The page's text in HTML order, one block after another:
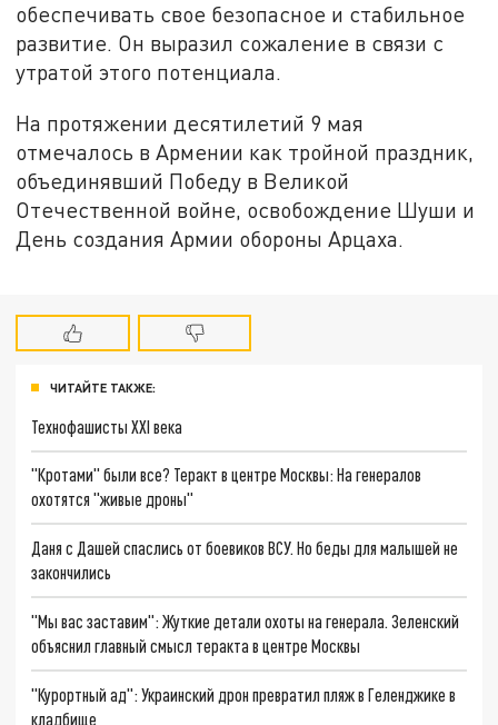
обеспечивать свое безопасное и стабильное
развитие. Он выразил сожаление в связи с
утратой этого потенциала.
На протяжении десятилетий 9 мая
отмечалось в Армении как тройной праздник,
объединявший Победу в Великой
Отечественной войне, освобождение Шуши и
День создания Армии обороны Арцаха.
ЧИТАЙТЕ ТАКЖЕ:
Технофашисты XXI века
"Кротами" были все? Теракт в центре Москвы: На генералов
охотятся "живые дроны"
Даня с Дашей спаслись от боевиков ВСУ. Но беды для малышей не
закончились
"Мы вас заставим": Жуткие детали охоты на генерала. Зеленский
объяснил главный смысл теракта в центре Москвы
"Курортный ад": Украинский дрон превратил пляж в Геленджике в
кладбище